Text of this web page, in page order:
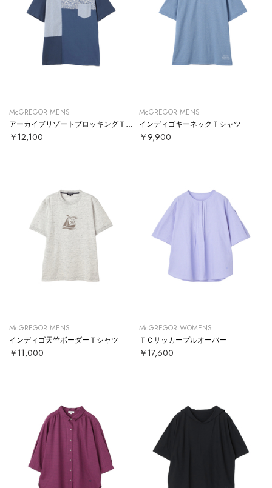
McGREGOR MENS
￥12,100
McGREGOR MENS
インディゴキーネックＴシャツ
￥9,900
McGREGOR MENS
インディゴ天竺ボーダーＴシャツ
￥11,000
McGREGOR WOMENS
ＴＣサッカープルオーバー
￥17,600